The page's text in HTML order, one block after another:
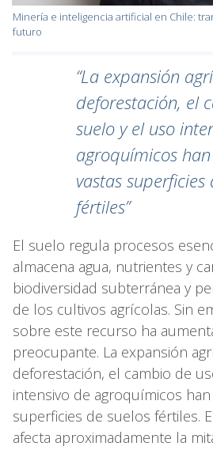
Minería e inteligencia artificial en Chile:
futuro
“La expansión
deforestación, el
suelo y el uso
agroquímicos
vastas superficies
fértiles”
El suelo regula procesos
almacena agua, nutrientes y
biodiversidad subterránea y
de los cultivos agrícolas. Sin
sobre este recurso ha
preocupante. La expansión
deforestación, el cambio de
intensivo de agroquímicos
superficies de suelos fértiles.
afecta aproximadamente la